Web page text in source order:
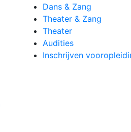
Dans & Zang
Theater & Zang
Theater
Audities
Inschrijven